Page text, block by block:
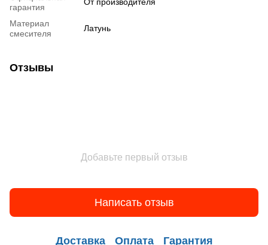
гарантия
От производителя
Материал
смесителя
Латунь
Отзывы
Добавьте первый отзыв
Написать отзыв
Доставка Оплата Гарантия